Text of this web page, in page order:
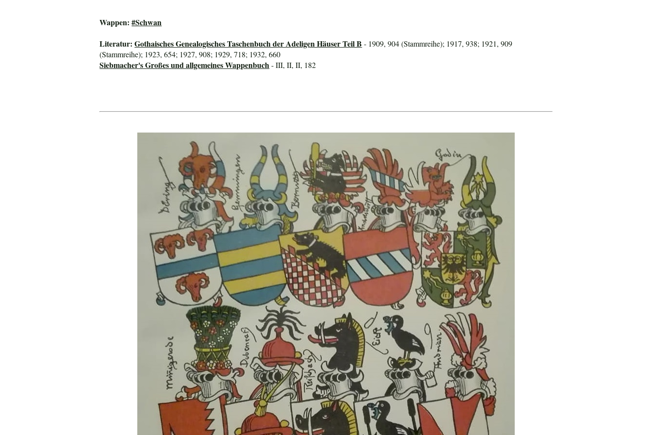
Wappen:#Schwan
Literatur:Gothaisches Genealogisches Taschenbuch der Adeligen Häuser Teil B - 1909, 904 (Stammreihe); 1917, 938; 1921, 909
(Stammreihe); 1923, 654; 1927, 908; 1929, 718; 1932, 660
Siebmacher's Großes und allgemeines Wappenbuch - III, II, II, 182